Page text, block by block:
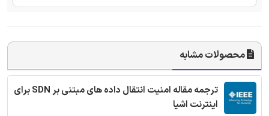
محصولات مشابه
ترجمه مقاله امنیت انتقال داده های مبتنی بر SDN برای
اینترنت اشیا